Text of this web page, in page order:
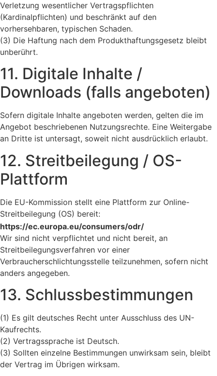
Verletzung wesentlicher Vertragspflichten
(Kardinalpflichten) und beschränkt auf den
vorhersehbaren, typischen Schaden.
(3) Die Haftung nach dem Produkthaftungsgesetz bleibt
unberührt.
11. Digitale Inhalte /
Downloads (falls angeboten)
Sofern digitale Inhalte angeboten werden, gelten die im
Angebot beschriebenen Nutzungsrechte. Eine Weitergabe
an Dritte ist untersagt, soweit nicht ausdrücklich erlaubt.
12. Streitbeilegung / OS-
Plattform
Die EU-Kommission stellt eine Plattform zur Online-
Streitbeilegung (OS) bereit:
https://ec.europa.eu/consumers/odr/
Wir sind nicht verpflichtet und nicht bereit, an
Streitbeilegungsverfahren vor einer
Verbraucherschlichtungsstelle teilzunehmen, sofern nicht
anders angegeben.
13. Schlussbestimmungen
(1) Es gilt deutsches Recht unter Ausschluss des UN-
Kaufrechts.
(2) Vertragssprache ist Deutsch.
(3) Sollten einzelne Bestimmungen unwirksam sein, bleibt
der Vertrag im Übrigen wirksam.